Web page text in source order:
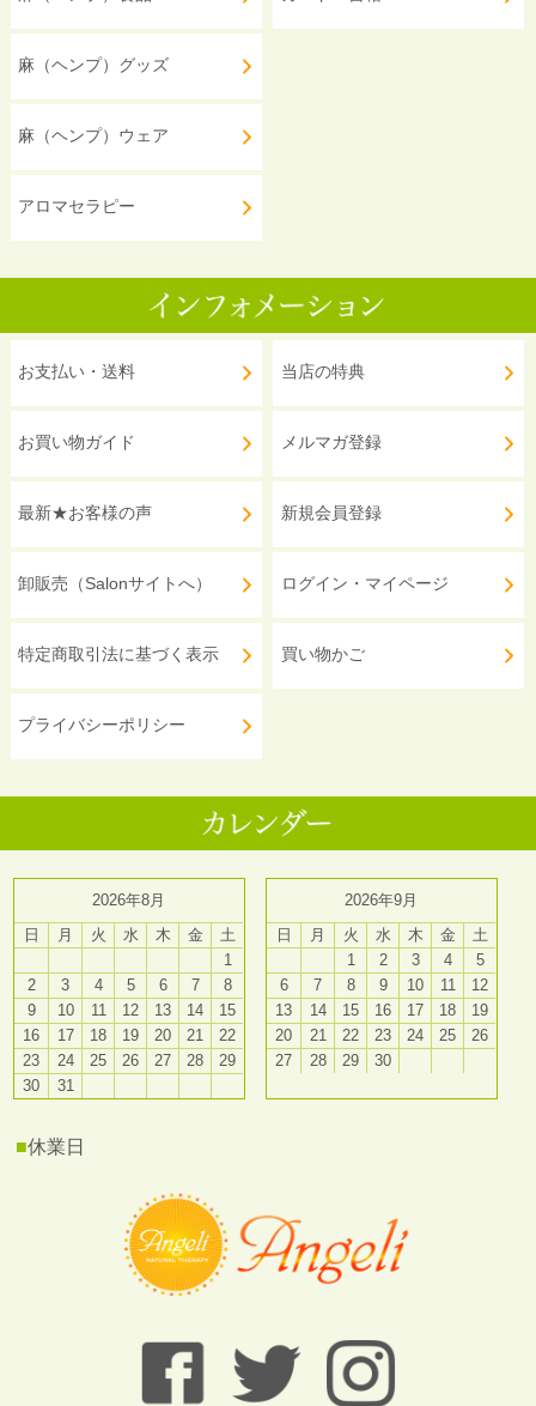
麻（ヘンプ）グッズ
麻（ヘンプ）ウェア
アロマセラピー
お支払い・送料
お買い物ガイド
最新★お客様の声
卸販売（Salonサイトへ）
特定商取引法に基づく表示
プライバシーポリシー
当店の特典
メルマガ登録
新規会員登録
ログイン・マイページ
買い物かご
2026年8月
日
月 火 水 木 金
土
1
2
3 4 5 6 7
8
9
10 11 12 13 14
15
16
17 18 19 20 21
22
23
24 25 26 27 28
29
30
31
2026年9月
日
月 火 水 木 金
土
1
2 3 4
5
6
7 8 9 10 11
12
13
14 15 16 17 18
19
20
21 22 23 24 25
26
27
28 29 30
■休業日